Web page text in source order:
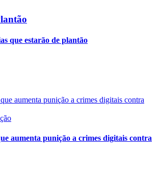
que estarão de plantão
aumenta punição a crimes digitais contra